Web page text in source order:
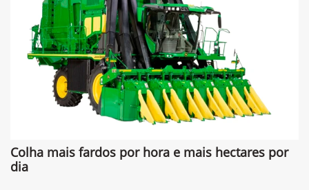
Colha mais fardos por hora e mais hectares por
dia